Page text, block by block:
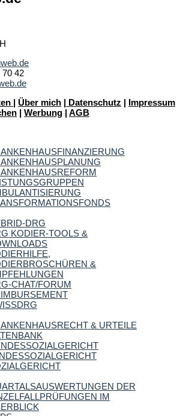
70 42
| Über mich | Datenschutz | Impressum
| Werbung | AGB
DRG
KODIER-TOOLS &
&
CHAT/FORUM
& URTEILE
DER
IM